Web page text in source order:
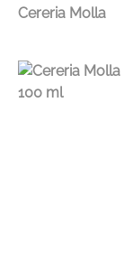
Cereria Molla